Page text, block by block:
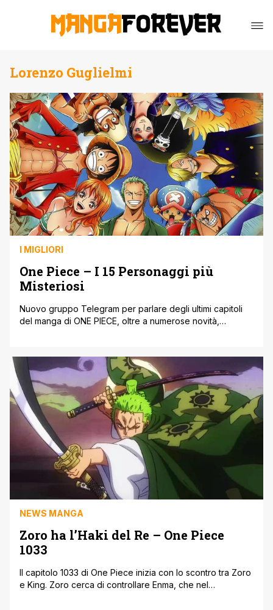
Lorenzo Guglielmi
I MIGLIORI
One Piece – I 15 Personaggi più
Misteriosi
Nuovo gruppo Telegram per parlare degli ultimi capitoli
del manga di ONE PIECE, oltre a numerose novità,
introdotto moltissimi personaggi, di alcuni però non ha
ancora rivelato gli obiettivi e gli ideali, mentre di altri [']
NEWS MANGA
Zoro ha l’Haki del Re – One Piece
1033
Il capitolo 1033 di One Piece inizia con lo scontro tra Zoro
e King. Zoro cerca di controllare Enma, che nel